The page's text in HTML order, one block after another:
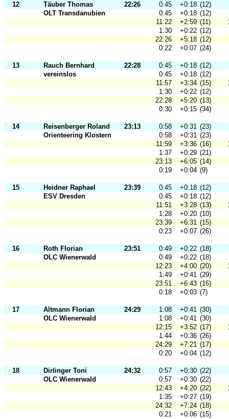
12 Täuber Thomas 22:26 0:45 +0:18 (12)
OLT Transdanubien
0:45 +0:18 (12)
11:22
+2:59 (11)
1:30
+0:22 (12)
22:26
+5:18 (12)
0:22
+0:07 (24)
13 Rauch Bernhard 22:28 0:45 +0:18 (12)
vereinslos
0:45 +0:18 (12)
11:57
+3:34 (15)
1:30
+0:22 (12)
22:28
+5:20 (13)
0:30
+0:15 (34)
14 Reisenberger Roland 23:13 0:58 +0:31 (23)
Orienteering Klosterneuburg
0:58 +0:31 (23)
11:59
+3:36 (16)
1:37
+0:29 (21)
23:13
+6:05 (14)
0:19
+0:04 (9)
15 Heidner Raphael 23:39 0:45 +0:18 (12)
ESV Dresden
0:45 +0:18 (12)
11:51
+3:28 (13)
1:28
+0:20 (10)
23:39
+6:31 (15)
0:23
+0:07 (26)
16 Roth Florian 23:51 0:49 +0:22 (18)
OLC Wienerwald
0:49 +0:22 (18)
12:23
+4:00 (20)
1:49
+0:41 (29)
23:51
+6:43 (16)
0:18
+0:03 (7)
17 Altmann Florian 24:29 1:08 +0:41 (30)
OLC Wienerwald
1:08 +0:41 (30)
12:15
+3:52 (17)
1:44
+0:36 (26)
24:29
+7:21 (17)
0:20
+0:04 (12)
18 Dirlinger Toni 24:32 0:57 +0:30 (22)
OLC Wienerwald
0:57 +0:30 (22)
12:43
+4:20 (22)
1:35
+0:27 (19)
24:32
+7:24 (18)
0:21
+0:06 (15)